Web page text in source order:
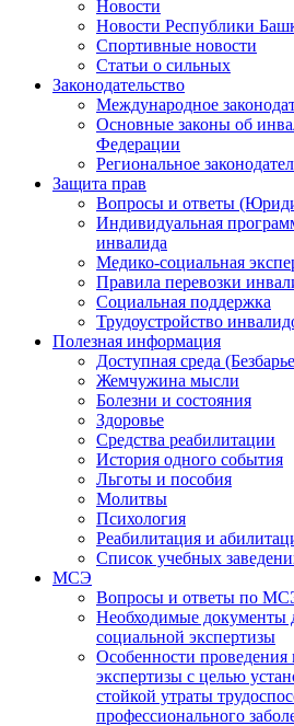
Новости
Новости Республики
Спортивные новости
Статьи о сильных
Законодательство
Международное
Основные законы об
Федерации
Региональное
Защита прав
Вопросы и ответы
Индивидуальная
инвалида
Медико-социальная
Правила перевозки
Социальная поддержка
Трудоустройство
Полезная информация
Доступная среда
Жемчужина мысли
Болезни и состояния
Здоровье
Средства реабилитации
История одного события
Льготы и пособия
Молитвы
Психология
Реабилитация и
Список учебных
МСЭ
Вопросы и ответы по
Необходимые документы
социальной экспертизы
Особенности проведения
экспертизы с целью
стойкой утраты
профессионального